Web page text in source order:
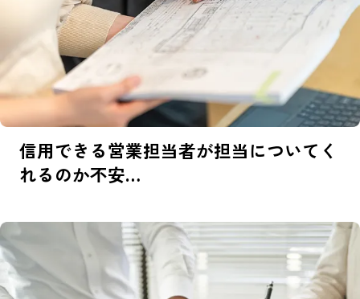
信用できる営業担当者が担当についてく
れるのか不安…